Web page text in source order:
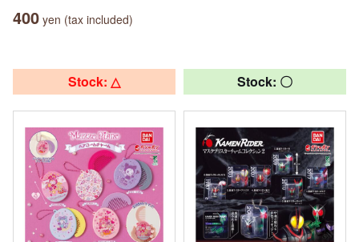
400 yen (tax included)
Stock: △ Stock: 〇